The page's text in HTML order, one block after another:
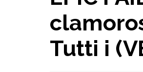
Tutti i